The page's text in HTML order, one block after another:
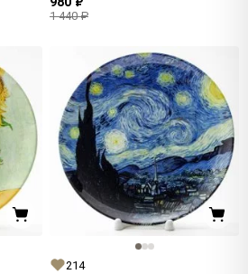
1 440 ₽
214